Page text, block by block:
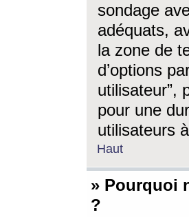
sondage
adéquats,
la zone de
d’options
utilisateur”,
pour une
utilisateurs
Haut
» Pourquoi
?